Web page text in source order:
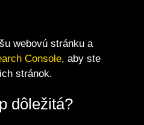
webovú stránku a
Console, aby ste
stránok.
dôležitá?